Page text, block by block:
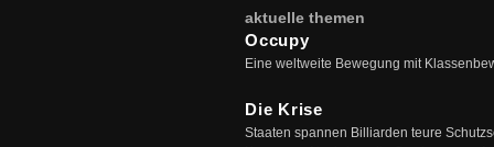
aktuelle themen
Occupy
Eine weltweite Bewegung mit
Die Krise
Staaten spannen Billiarden teure